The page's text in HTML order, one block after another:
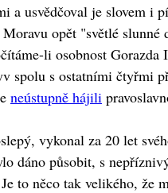
a usvědčoval je slovem
opět "světlé
li osobnost
spolu s ostatními čtyřmi
neústupně hájili
vykonal za 20 let
dáno působit, s
to něco tak velikého, že